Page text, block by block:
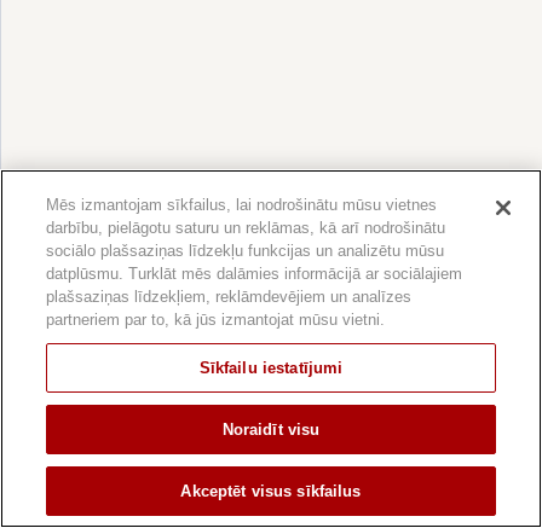
Mēs izmantojam sīkfailus, lai nodrošinātu mūsu vietnes
darbību, pielāgotu saturu un reklāmas, kā arī nodrošinātu
sociālo plašsaziņas līdzekļu funkcijas un analizētu mūsu
datplūsmu. Turklāt mēs dalāmies informācijā ar sociālajiem
plašsaziņas līdzekļiem, reklāmdevējiem un analīzes
partneriem par to, kā jūs izmantojat mūsu vietni.
Sīkfailu iestatījumi
Noraidīt visu
Akceptēt visus sīkfailus